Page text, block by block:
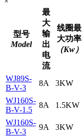
型号
Model
最
大
输
出
电
流
线圈最
大功率
（Kw）
WJ89S-
B-V-3
8A 3KW
WJ160S-
B-V-1.5
8A 1.5KW
WJ160S-
B-V-3
9A 3KW